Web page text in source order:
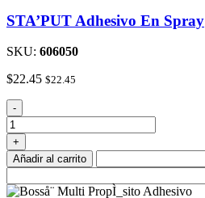
STA’PUT Adhesivo En Spray
SKU: 606050
$22.45 $22.45
STA'PUT
Adhesivo
En
Spray
cantidad
-
+
Añadir al carrito